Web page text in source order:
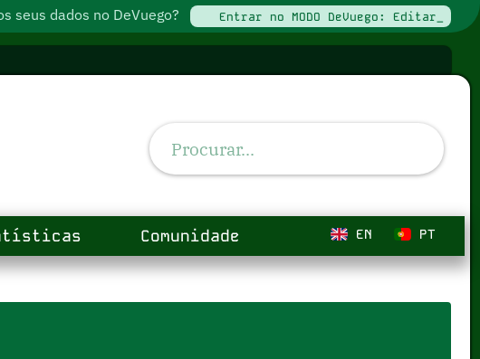
seus dados no DeVuego? Entrar no MODO DeVuego: Editar_
Comunidade PT
EN